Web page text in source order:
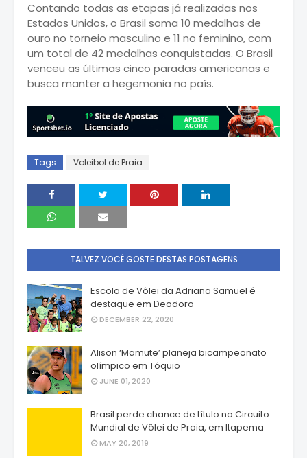
Contando todas as etapas já realizadas nos
Estados Unidos, o Brasil soma 10 medalhas de
ouro no torneio masculino e 11 no feminino, com
um total de 42 medalhas conquistadas. O Brasil
venceu as últimas cinco paradas americanas e
busca manter a hegemonia no país.
Tags Voleibol de Praia
TALVEZ VOCÊ GOSTE DESTAS POSTAGENS
Escola de Vôlei da Adriana Samuel é
destaque em Deodoro
DECEMBER 22, 2020
Alison ‘Mamute’ planeja bicampeonato
olímpico em Tóquio
JUNE 01, 2020
Brasil perde chance de título no Circuito
Mundial de Vôlei de Praia, em Itapema
MAY 20, 2019